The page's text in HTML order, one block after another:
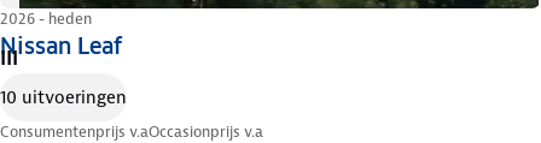
Nissan Leaf
2026 - heden
III
10 uitvoeringen
Consumentenprijs v.aOccasionprijs v.a